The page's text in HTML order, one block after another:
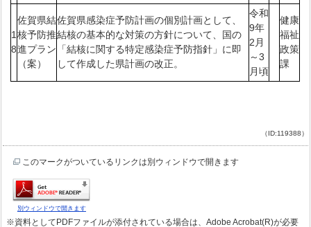
1
8
佐賀県結
核予防推
進プラン
（案）
佐賀県感染症予防計画の個別計画として、
結核の基本的な対策の方針について、国の
「結核に関する特定感染症予防指針」に即
して作成した県計画の改正。
令和
9年
2月
～3
月頃
健康
福祉
政策
課
（ID:119388）
このマークがついているリンクは別ウィンドウで開きます
別ウィンドウで開きます
※資料としてPDFファイルが添付されている場合は、Adobe Acrobat(R)が必要